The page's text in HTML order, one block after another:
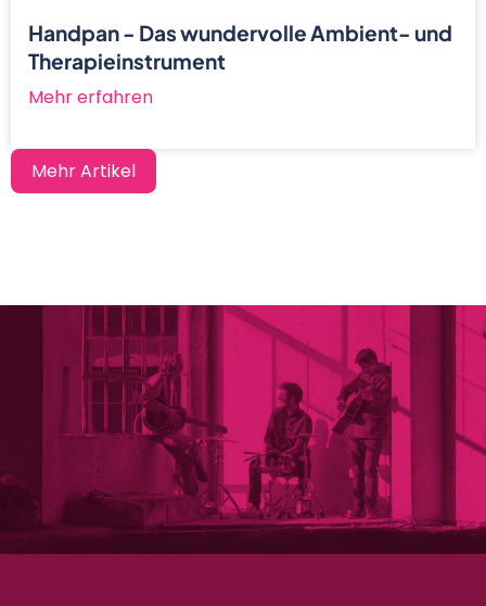
Handpan - Das wundervolle Ambient- und
Therapieinstrument
Mehr erfahren
Mehr Artikel